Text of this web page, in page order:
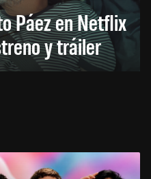
Páez en Netflix
y tráiler